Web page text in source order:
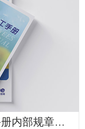
员工手册 企业员工工作手册内部规章制度管理手册